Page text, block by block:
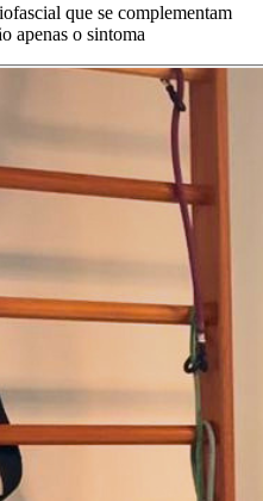
que se complementam
apenas o sintoma